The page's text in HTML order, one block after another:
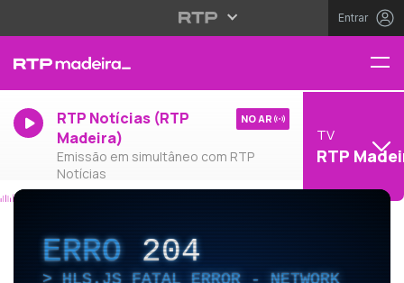
Entrar
RTP Notícias (RTP
Madeira)
Emissão em simultâneo com RTP
Notícias
NO AR
TV
RTP
ERRO204
HLS.JS FATAL ERROR - NETWORK